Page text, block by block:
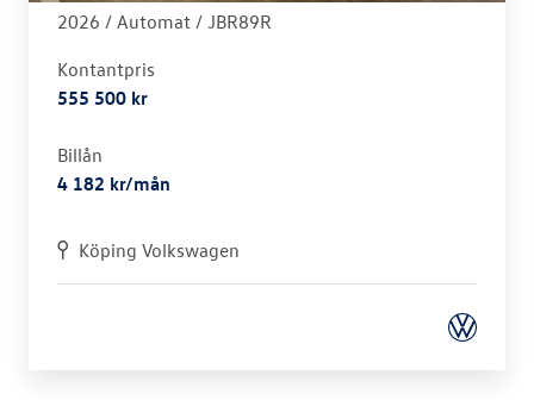
2026 / Automat / JBR89R
Kontantpris
555 500 kr
Billån
4 182 kr/mån
Köping Volkswagen